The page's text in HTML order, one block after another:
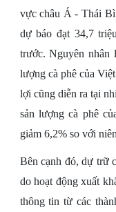
vực châu Á - Thái
dự báo đạt 34,7
trước. Nguyên nhân
lượng cà phê của
lợi cũng diễn ra tại
sản lượng cà phê
giảm 6,2% so với
Bên cạnh đó, dự trữ
do hoạt động xuất
thông tin từ các